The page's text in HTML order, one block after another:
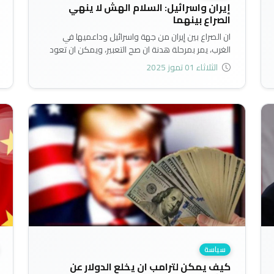
إيران واسرائيل: السلام الهش لا ينهي
الصراع بينهما
ان الصراع بين إيران من جهة واسرائيل وداعميها في
الغرب، يمر بمرحلة هدنة ان صح التعبير، ويمكن ان تعود
الهجمات الصاروخية بين الطرفين في اي وقت. ويمكن
ان يكون تدخل الولايات المتحدة في المرحلة المقبلة إذا
ما عاد أطراف الصراع الى حالتهما التصارعية..
الثلاثاء 01 تموز 2025
سياسة
كيف يمكن لترامب ان يخلع الدولار عن